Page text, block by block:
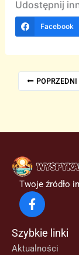
Udostępnij
Facebook
POPRZEDNI
Twoje źródło
Szybkie linki
Aktualności